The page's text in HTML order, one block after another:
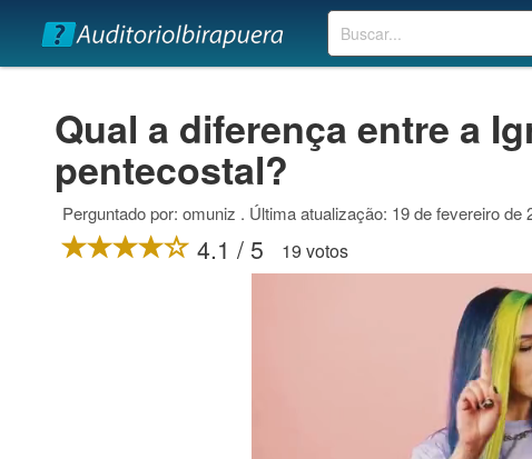
Buscar
Qual a diferença entre a
pentecostal?
Perguntado por: omuniz . Última atualização: 19 de fevereiro de
4.1 / 5 19 votos